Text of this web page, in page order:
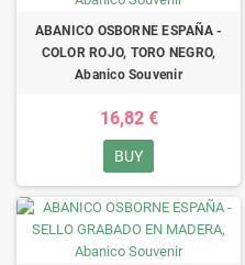
ABANICO OSBORNE ESPAÑA -
COLOR ROJO, TORO NEGRO,
Abanico Souvenir
16,82 €
BUY